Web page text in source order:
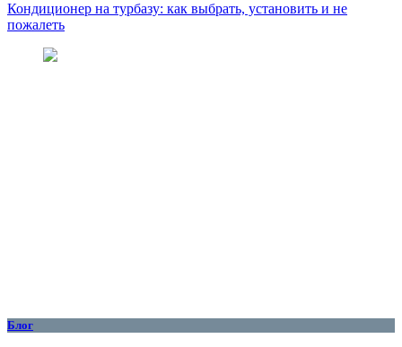
Кондиционер на турбазу: как выбрать, установить и не
пожалеть
Блог